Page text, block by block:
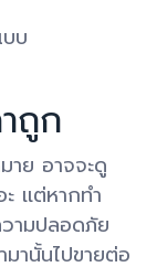
บ
ถูก
ย อาจจะดู
เเต่หากทำ
ามปลอดภัย
มานั้นไปขายต่อ